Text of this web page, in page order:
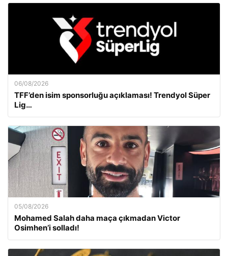
06/08/2026
TFF’den isim sponsorluğu açıklaması! Trendyol Süper
Lig…
05/08/2026
Mohamed Salah daha maça çıkmadan Victor
Osimhen’i solladı!